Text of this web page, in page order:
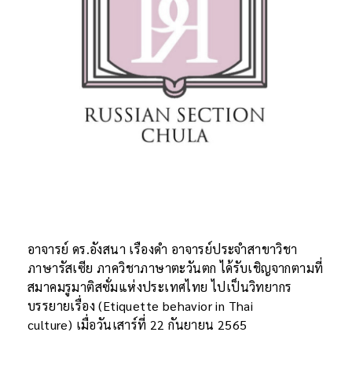
อาจารย์ ดร.อังสนา เรืองดำ อาจารย์ประจำสาขาวิชา
ภาษารัสเซีย ภาควิชาภาษาตะวันตก ได้รับเชิญจากตามที่
สมาคมรูมาติสซั่มแห่งประเทศไทย ไปเป็นวิทยากร
บรรยายเรื่อง (Etiquette behavior in Thai
culture) เมื่อวันเสาร์ที่ 22 กันยายน 2565